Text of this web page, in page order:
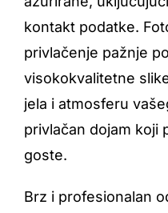
kontakt podatke.
privlačenje pažnje
visokokvalitetne
jela i atmosferu
privlačan dojam koji
goste.
Brz i profesionalan